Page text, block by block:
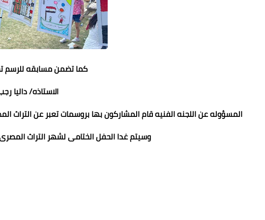
كما تضمن مسابقه للرسم
الاستاذه/ داليا
المسؤوله عن اللجنه الفنيه قام المشاركون بها بروسمات تعبر عن التراث
وسيتم غدا الحفل الختامى لشهر التراث المصرى